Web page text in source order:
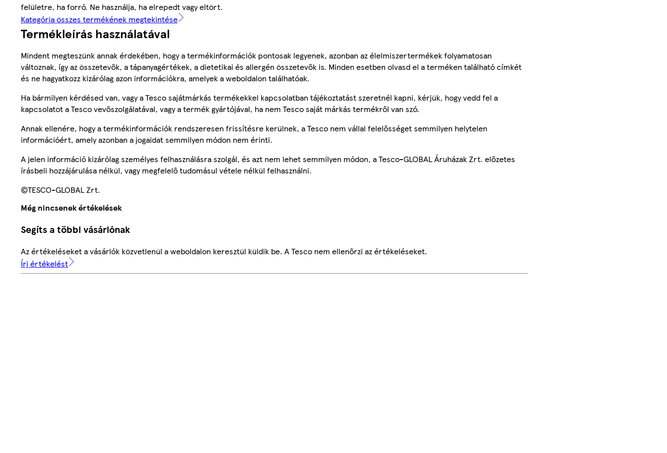
felületre, ha forró. Ne használja, ha elrepedt vagy eltört.
Kategória összes termékének megtekintése
Termékleírás használatával
Mindent megteszünk annak érdekében, hogy a termékinformációk pontosak legyenek, azonban az élelmiszertermékek folyamatosan
változnak, így az összetevők, a tápanyagértékek, a dietetikai és allergén összetevők is. Minden esetben olvasd el a terméken található címkét
és ne hagyatkozz kizárólag azon információkra, amelyek a weboldalon találhatóak.
Ha bármilyen kérdésed van, vagy a Tesco sajátmárkás termékekkel kapcsolatban tájékoztatást szeretnél kapni, kérjük, hogy vedd fel a
kapcsolatot a Tesco vevőszolgálatával, vagy a termék gyártójával, ha nem Tesco saját márkás termékről van szó.
Annak ellenére, hogy a termékinformációk rendszeresen frissítésre kerülnek, a Tesco nem vállal felelősséget semmilyen helytelen
információért, amely azonban a jogaidat semmilyen módon nem érinti.
A jelen információ kizárólag személyes felhasználásra szolgál, és azt nem lehet semmilyen módon, a Tesco-GLOBAL Áruházak Zrt. előzetes
írásbeli hozzájárulása nélkül, vagy megfelelő tudomásul vétele nélkül felhasználni.
©TESCO-GLOBAL Zrt.
Még nincsenek értékelések
Segíts a többi vásárlónak
Az értékeléseket a vásárlók közvetlenül a weboldalon keresztül küldik be. A Tesco nem ellenőrzi az értékeléseket.
Írj értékelést